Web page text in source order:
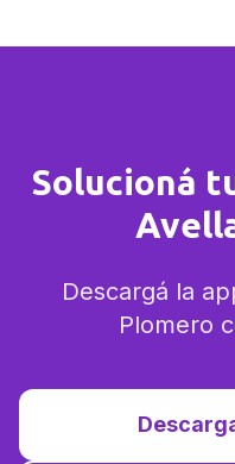
Solucioná
Descargá la
Plomero